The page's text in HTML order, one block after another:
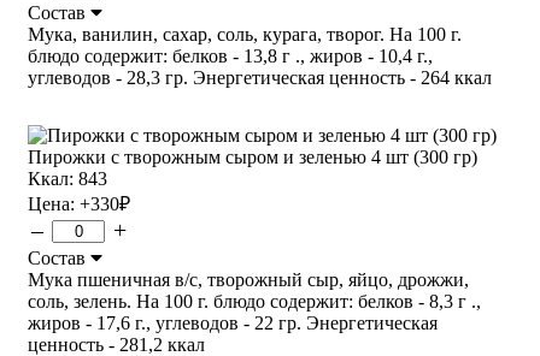
Состав
Мука, ванилин, сахар, соль, курага, творог. На 100 г.
блюдо содержит: белков - 13,8 г ., жиров - 10,4 г.,
углеводов - 28,3 гр. Энергетическая ценность - 264 ккал
Пирожки с творожным сыром и зеленью 4 шт (300 гр)
Ккал: 843
Цена: +330₽
– +
Состав
Мука пшеничная в/с, творожный сыр, яйцо, дрожжи,
соль, зелень. На 100 г. блюдо содержит: белков - 8,3 г .,
жиров - 17,6 г., углеводов - 22 гр. Энергетическая
ценность - 281,2 ккал